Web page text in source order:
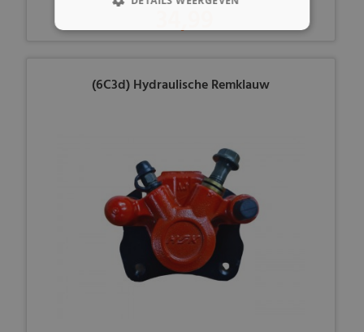
34,99
(6C3d) Hydraulische Remklauw